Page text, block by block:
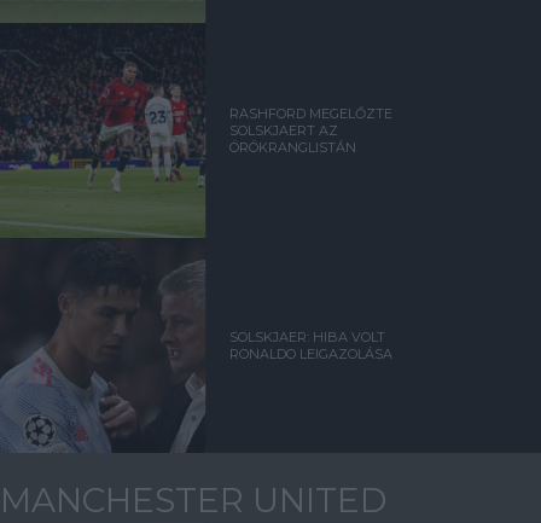
RASHFORD MEGELŐZTE
SOLSKJAERT AZ
ÖRÖKRANGLISTÁN
SOLSKJAER: HIBA VOLT
RONALDO LEIGAZOLÁSA
MANCHESTER UNITED